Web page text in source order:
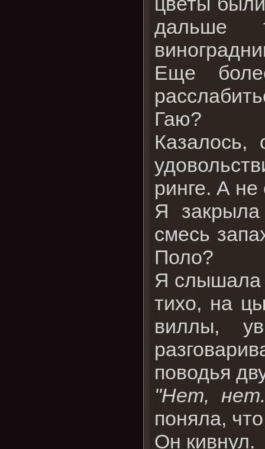
дальше
Еще
Гаю?
Казалось,
ринге. А не
Я закрыла
смесь
Поло?
Я слышала
тихо, на
виллы,
поводья
"Нет,
поняла,
Он кивнул.